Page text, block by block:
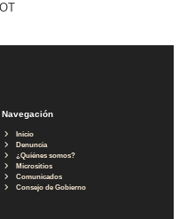
Navegación
Inicio
Denuncia
¿Quiénes somos?
Micrositios
Comunicados
Consejo de Gobierno